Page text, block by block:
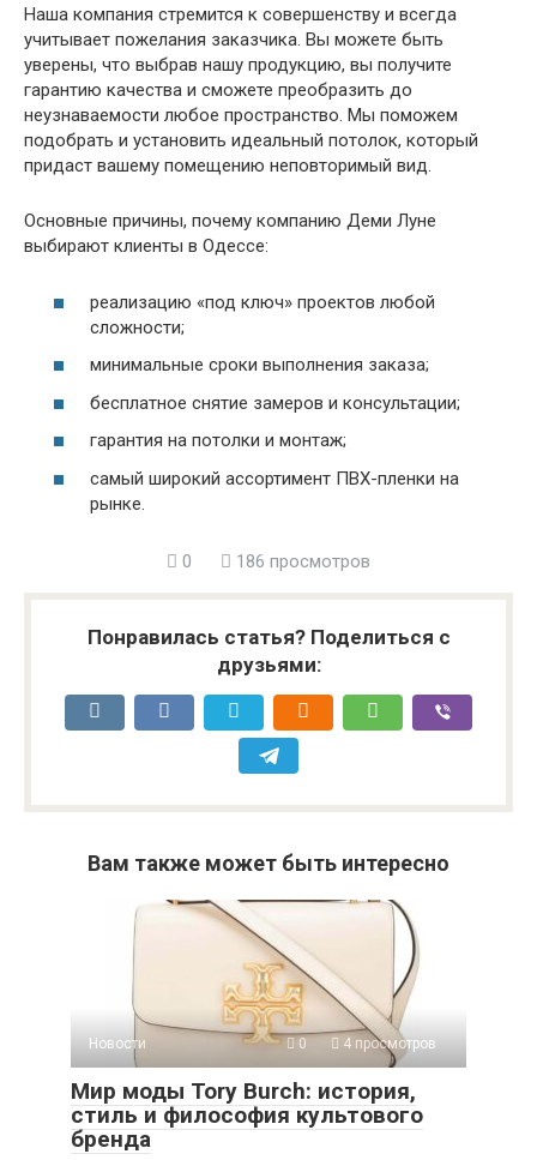
Наша компания стремится к совершенству и всегда
учитывает пожелания заказчика. Вы можете быть
уверены, что выбрав нашу продукцию, вы получите
гарантию качества и сможете преобразить до
неузнаваемости любое пространство. Мы поможем
подобрать и установить идеальный потолок, который
придаст вашему помещению неповторимый вид.
Основные причины, почему компанию Деми Луне
выбирают клиенты в Одессе:
реализацию «под ключ» проектов любой
сложности;
минимальные сроки выполнения заказа;
бесплатное снятие замеров и консультации;
гарантия на потолки и монтаж;
самый широкий ассортимент ПВХ-пленки на
рынке.
0 186 просмотров
Понравилась статья? Поделиться с
друзьями:
Вам также может быть интересно
Новости 0 4 просмотров
Мир моды Tory Burch: история,
стиль и философия культового
бренда